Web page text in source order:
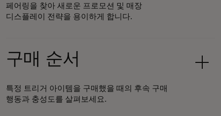
페어링을 찾아 새로운 프로모션 및 매장
디스플레이 전략을 용이하게 합니다.
구매 순서
특정 트리거 아이템을 구매했을 때의 후속 구매
행동과 충성도를 살펴보세요.